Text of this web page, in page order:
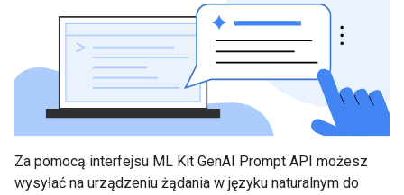
Za pomocą interfejsu ML Kit GenAI Prompt API możesz
wysyłać na urządzeniu żądania w języku naturalnym do